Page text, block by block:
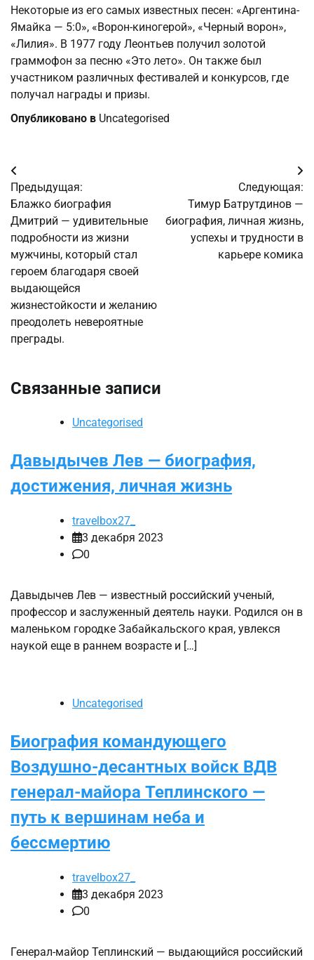
Некоторые из его самых известных песен: «Аргентина-
Ямайка — 5:0», «Ворон-киногерой», «Черный ворон»,
«Лилия». В 1977 году Леонтьев получил золотой
граммофон за песню «Это лето». Он также был
участником различных фестивалей и конкурсов, где
получал награды и призы.
Опубликовано в Uncategorised
Навигация
по
записям
Предыдущая:
Блажко биография
Дмитрий — удивительные
подробности из жизни
мужчины, который стал
героем благодаря своей
выдающейся
жизнестойкости и желанию
преодолеть невероятные
преграды.
Следующая:
Тимур Батрутдинов —
биография, личная жизнь,
успехы и трудности в
карьере комика
Связанные записи
Uncategorised
Давыдычев Лев — биография,
достижения, личная жизнь
travelbox27_
3 декабря 2023
0
Давыдычев Лев — известный российский ученый,
профессор и заслуженный деятель науки. Родился он в
маленьком городке Забайкальского края, увлекся
наукой еще в раннем возрасте и […]
Uncategorised
Биография командующего
Воздушно-десантных войск ВДВ
генерал-майора Теплинского —
путь к вершинам неба и
бессмертию
travelbox27_
3 декабря 2023
0
Генерал-майор Теплинский — выдающийся российский